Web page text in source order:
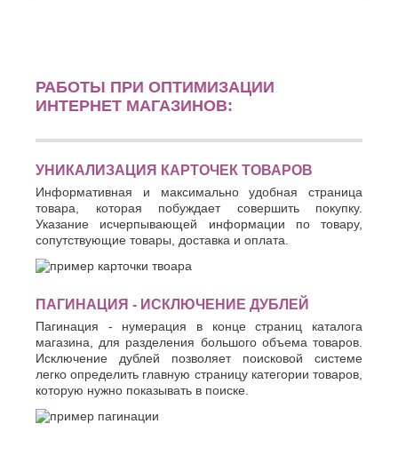
РАБОТЫ ПРИ ОПТИМИЗАЦИИ
ИНТЕРНЕТ МАГАЗИНОВ:
УНИКАЛИЗАЦИЯ КАРТОЧЕК ТОВАРОВ
Информативная и максимально удобная страница
товара, которая побуждает совершить покупку.
Указание исчерпывающей информации по товару,
сопутствующие товары, доставка и оплата.
ПАГИНАЦИЯ - ИСКЛЮЧЕНИЕ ДУБЛЕЙ
Пагинация - нумерация в конце страниц каталога
магазина, для разделения большого объема товаров.
Исключение дублей позволяет поисковой системе
легко определить главную страницу категории товаров,
которую нужно показывать в поиске.